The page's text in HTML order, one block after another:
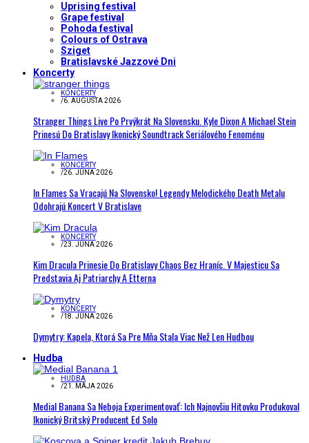
Uprising festival
Grape festival
Pohoda festival
Colours of Ostrava
Sziget
Bratislavské Jazzové Dni
Koncerty
KONCERTY
/6. AUGUSTA 2026
Stranger Things Live Po Prvýkrát Na Slovensku. Kyle Dixon A Michael Stein
Prinesú Do Bratislavy Ikonický Soundtrack Seriálového Fenoménu
KONCERTY
/26. JÚNA 2026
In Flames Sa Vracajú Na Slovensko! Legendy Melodického Death Metalu
Odohrajú Koncert V Bratislave
KONCERTY
/23. JÚNA 2026
Kim Dracula Prinesie Do Bratislavy Chaos Bez Hraníc. V Majesticu Sa
Predstavia Aj Patriarchy A Etterna
KONCERTY
/18. JÚNA 2026
Dymytry: Kapela, Ktorá Sa Pre Mňa Stala Viac Než Len Hudbou
Hudba
HUDBA
/21. MÁJA 2026
Medial Banana Sa Neboja Experimentovať: Ich Najnovšiu Hitovku Produkoval
Ikonický Britský Producent Ed Solo